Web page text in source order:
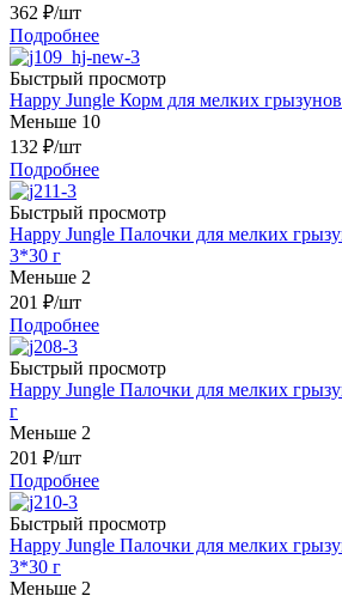
362 ₽/шт
Подробнее
Быстрый просмотр
Happy Jungle Корм для мелких
Меньше 10
132 ₽/шт
Подробнее
Быстрый просмотр
Happy Jungle Палочки для мелких
3*30 г
Меньше 2
201 ₽/шт
Подробнее
Быстрый просмотр
Happy Jungle Палочки для мелких
г
Меньше 2
201 ₽/шт
Подробнее
Быстрый просмотр
Happy Jungle Палочки для мелких
3*30 г
Меньше 2